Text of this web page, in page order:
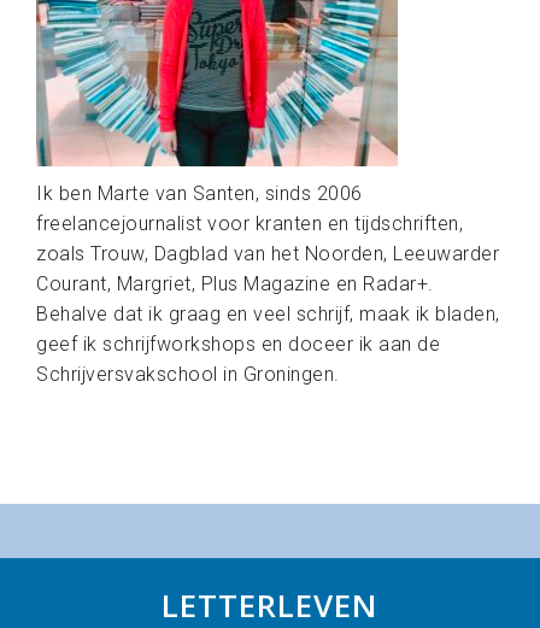
Ik ben Marte van Santen, sinds 2006
freelancejournalist voor kranten en tijdschriften,
zoals Trouw, Dagblad van het Noorden, Leeuwarder
Courant, Margriet, Plus Magazine en Radar+.
Behalve dat ik graag en veel schrijf, maak ik bladen,
geef ik schrijfworkshops en doceer ik aan de
Schrijversvakschool in Groningen.
LETTERLEVEN